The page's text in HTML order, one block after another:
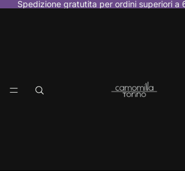
Spedizione gratutita per ordini superiori a